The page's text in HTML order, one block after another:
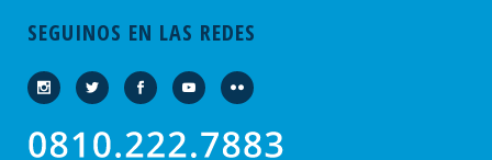
SEGUINOS EN LAS REDES